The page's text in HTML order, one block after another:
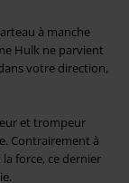
à manche
Hulk ne parvient
votre direction,
et trompeur
Contrairement à
force, ce dernier